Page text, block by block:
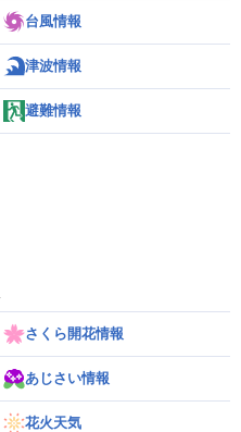
台風情報
津波情報
避難情報
さくら開花情報
あじさい情報
花火天気